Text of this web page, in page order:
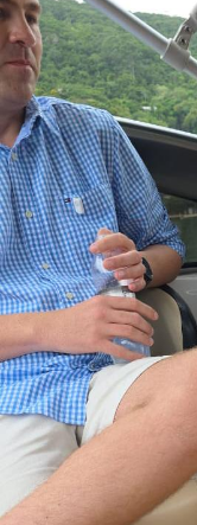
A interseção entre
combate tem se
proporcionando
entretenimento e
agora aguarda
adicional que Byel
no Muay Thai e,
celebridades.
TÓPICOS
A SEGUIR
Natty: De
2024
NÃO PERCA
Influenciador Heitor
em 2024